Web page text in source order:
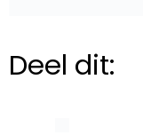
Deel dit: